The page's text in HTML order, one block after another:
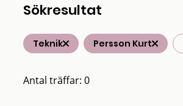
Sökresultat
Teknik Persson Kurt
Antal träffar: 0